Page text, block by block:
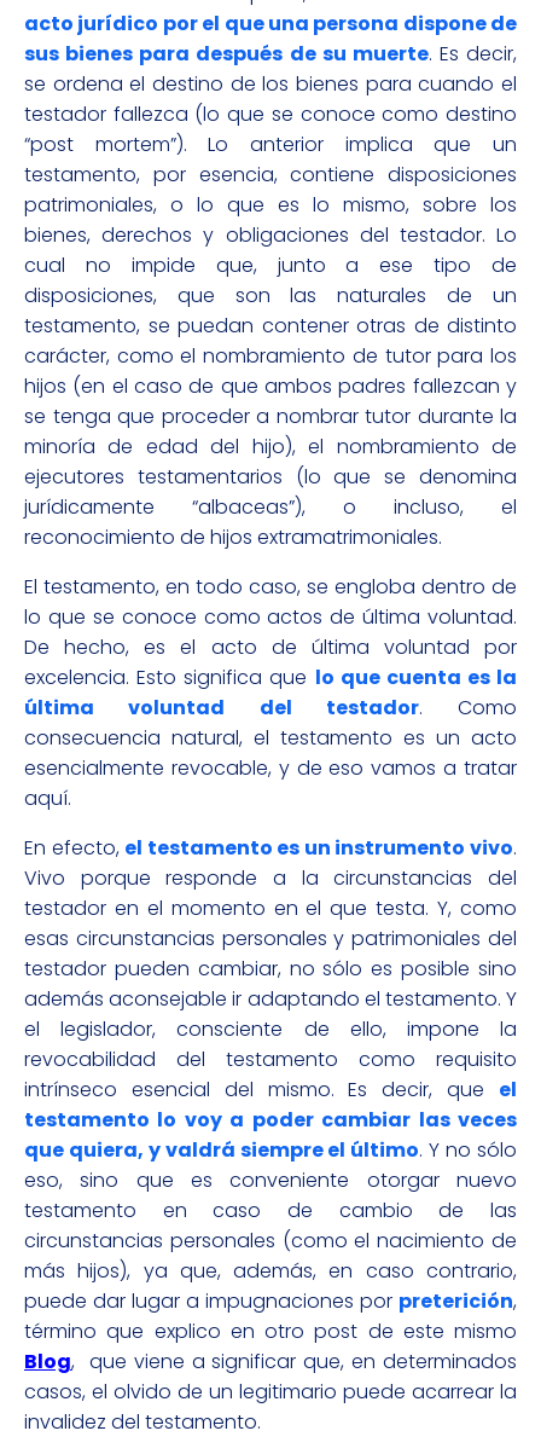
acto jurídico por el que una persona dispone de
sus bienes para después de su muerte. Es decir,
se ordena el destino de los bienes para cuando el
testador fallezca (lo que se conoce como destino
“post mortem”). Lo anterior implica que un
testamento, por esencia, contiene disposiciones
patrimoniales, o lo que es lo mismo, sobre los
bienes, derechos y obligaciones del testador. Lo
cual no impide que, junto a ese tipo de
disposiciones, que son las naturales de un
testamento, se puedan contener otras de distinto
carácter, como el nombramiento de tutor para los
hijos (en el caso de que ambos padres fallezcan y
se tenga que proceder a nombrar tutor durante la
minoría de edad del hijo), el nombramiento de
ejecutores testamentarios (lo que se denomina
jurídicamente “albaceas”), o incluso, el
reconocimiento de hijos extramatrimoniales.
El testamento, en todo caso, se engloba dentro de
lo que se conoce como actos de última voluntad.
De hecho, es el acto de última voluntad por
excelencia. Esto significa que lo que cuenta es la
última voluntad del testador. Como
consecuencia natural, el testamento es un acto
esencialmente revocable, y de eso vamos a tratar
aquí.
En efecto, el testamento es un instrumento vivo.
Vivo porque responde a la circunstancias del
testador en el momento en el que testa. Y, como
esas circunstancias personales y patrimoniales del
testador pueden cambiar, no sólo es posible sino
además aconsejable ir adaptando el testamento. Y
el legislador, consciente de ello, impone la
revocabilidad del testamento como requisito
intrínseco esencial del mismo. Es decir, que el
testamento lo voy a poder cambiar las veces
que quiera, y valdrá siempre el último. Y no sólo
eso, sino que es conveniente otorgar nuevo
testamento en caso de cambio de las
circunstancias personales (como el nacimiento de
más hijos), ya que, además, en caso contrario,
puede dar lugar a impugnaciones por preterición,
término que explico en otro post de este mismo
Blog, que viene a significar que, en determinados
casos, el olvido de un legitimario puede acarrear la
invalidez del testamento.